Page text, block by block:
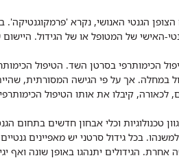
הגנטי האנושי, נקרא 'פרמקוגנטיקה'.
האישי של המטופל או של הגידול. היישום
הכימותרפי בסרטן השד. הטיפול
במחלה. אך על פי הגישה המסורתית,
לכאורה, קיבלו את אותו הטיפול
טכנולוגיות וכלי אבחון חדשים בתחום
בכל גידול סרטני יש מאפיינים
הגידולים יתנהגו באופן שונה ואף